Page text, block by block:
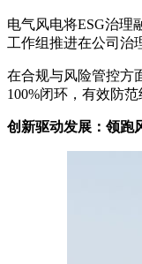
电气风电将ESG治理
工作组推进在公司治
在合规与风险管控方
100%闭环，有效防
创新驱动发展：领跑